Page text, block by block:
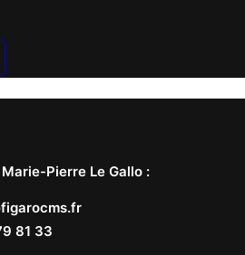
Marie-Pierre Le Gallo :
81 33